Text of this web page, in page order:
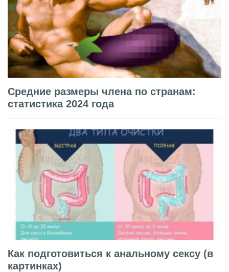
Средние размеры члена по странам:
статистика 2024 года
Как подготовиться к анальному сексу (в
картинках)